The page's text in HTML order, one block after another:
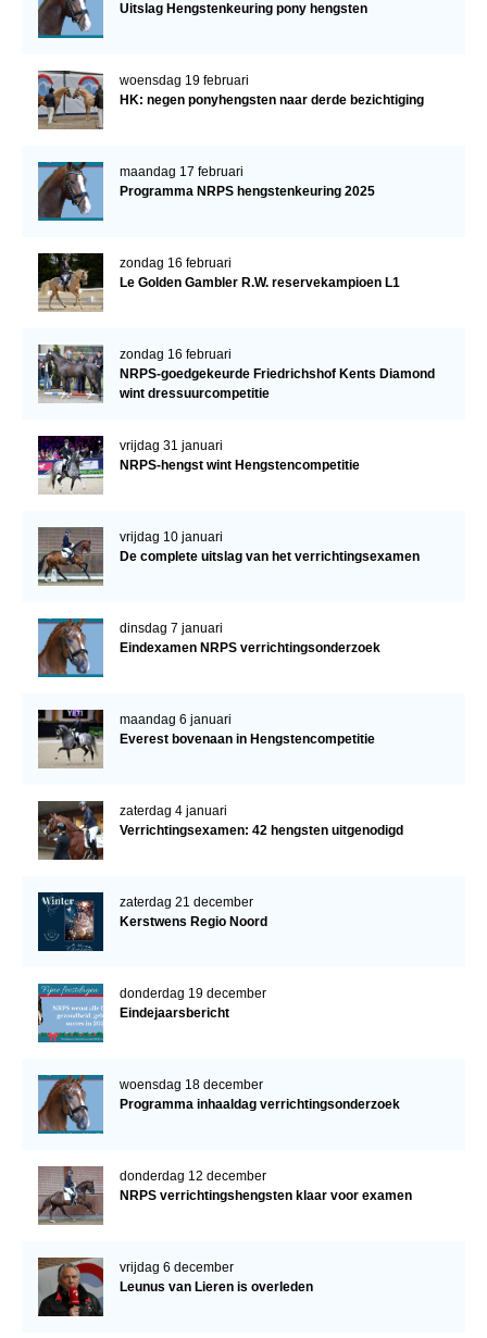
Uitslag Hengstenkeuring pony hengsten
woensdag 19 februari
HK: negen ponyhengsten naar derde bezichtiging
maandag 17 februari
Programma NRPS hengstenkeuring 2025
zondag 16 februari
Le Golden Gambler R.W. reservekampioen L1
zondag 16 februari
NRPS-goedgekeurde Friedrichshof Kents Diamond
wint dressuurcompetitie
vrijdag 31 januari
NRPS-hengst wint Hengstencompetitie
vrijdag 10 januari
De complete uitslag van het verrichtingsexamen
dinsdag 7 januari
Eindexamen NRPS verrichtingsonderzoek
maandag 6 januari
Everest bovenaan in Hengstencompetitie
zaterdag 4 januari
Verrichtingsexamen: 42 hengsten uitgenodigd
zaterdag 21 december
Kerstwens Regio Noord
donderdag 19 december
Eindejaarsbericht
woensdag 18 december
Programma inhaaldag verrichtingsonderzoek
donderdag 12 december
NRPS verrichtingshengsten klaar voor examen
vrijdag 6 december
Leunus van Lieren is overleden